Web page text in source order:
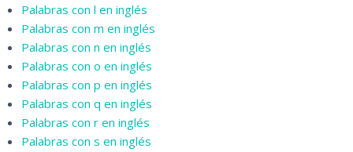
Palabras con l en inglés
Palabras con m en inglés
Palabras con n en inglés
Palabras con o en inglés
Palabras con p en inglés
Palabras con q en inglés
Palabras con r en inglés
Palabras con s en inglés